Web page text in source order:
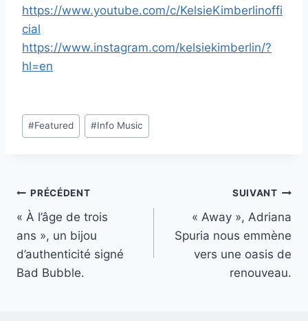
https://www.youtube.com/c/KelsieKimberlinoffi
cial
https://www.instagram.com/kelsiekimberlin/?
hl=en
Étiquettes
de
#Featured #Info Music
Navigation
de
l’article
PRÉCÉDENT
« À l’âge de trois
ans », un bijou
d’authenticité signé
Bad Bubble.
SUIVANT
« Away », Adriana
Spuria nous emmène
vers une oasis de
renouveau.